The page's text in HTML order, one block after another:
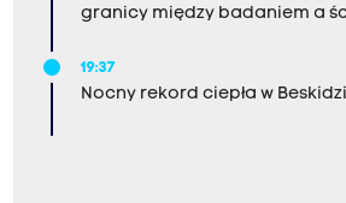
granicy między badaniem a
19:37
Nocny rekord ciepła w